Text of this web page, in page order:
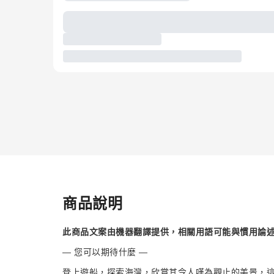
商品說明
此商品文案由機器翻譯提供，相關用語可能與慣用論
— 您可以期待什麼 —